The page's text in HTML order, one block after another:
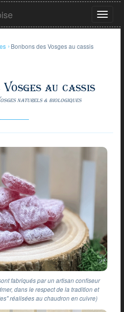
Ouvrir
le
› Bonbons des Vosges au cassis
Vosges au cassis
naturels & biologiques
fabriqués par un artisan confiseur
dans le respect de la tradition et
réalisées au chaudron en cuivre)